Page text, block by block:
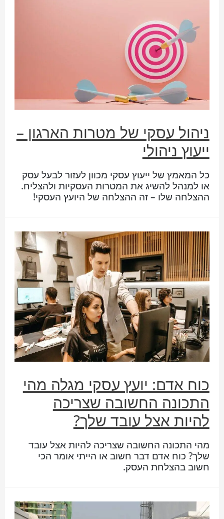
ניהול עסקי של מטרות הארגון –
ייעוץ ניהולי
כל המאמץ של ייעוץ עסקי מכוון לעזור לבעל עסק
או למנהל להשיג את המטרות העסקיות ולהצליח.
ההצלחה שלו – זה ההצלחה של היועץ העסקי!
כוח אדם: יועץ עסקי מגלה מהי
התכונה החשובה שצריכה
להיות אצל עובד שלך?
מהי התכונה החשובה שצריכה להיות אצל עובד
שלך? כוח אדם דבר חשוב או הייתי אומר הכי
חשוב בהצלחת העסק.